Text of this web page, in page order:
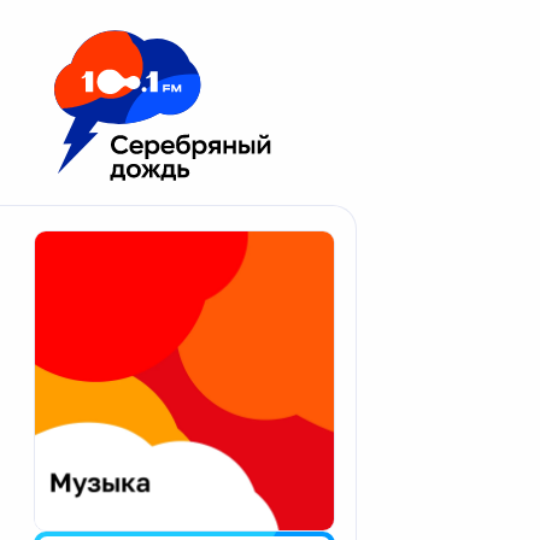
Москва 100.1 FM
Апатиты
Екатеринбург
Калининград
Калуга